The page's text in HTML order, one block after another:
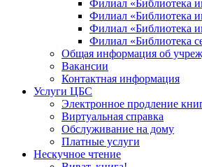
Филиал «Библиотека
Филиал «Библиотека
Филиал «Библиотека
Филиал «Библиотека
Общая информация об
Вакансии
Контактная информация
Услуги ЦБС
Электронное продление
Виртуальная справка
Обслуживание на дому
Платные услуги
Нескучное чтение